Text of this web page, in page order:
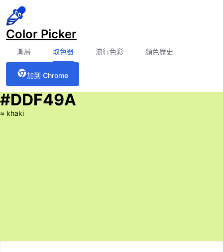
Color Picker
漸層 取色器 流行色彩 顏色歷史
加到 Chrome
#DDF49A
≈ khaki